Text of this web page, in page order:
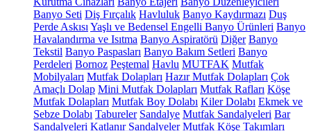
Banyo Seti Diş Fırçalık Havluluk Banyo Kaydırmazı Duş
Perde Askısı Yaşlı ve Bedensel Engelli Banyo Ürünleri Banyo
Havalandırma ve Isıtma Banyo Aspiratörü Diğer Banyo
Tekstil Banyo Paspasları Banyo Bakım Setleri Banyo
Perdeleri Bornoz Peştemal Havlu MUTFAK Mutfak
Mobilyaları Mutfak Dolapları Hazır Mutfak Dolapları Çok
Amaçlı Dolap Mini Mutfak Dolapları Mutfak Rafları Köşe
Mutfak Dolapları Mutfak Boy Dolabı Kiler Dolabı Ekmek ve
Sebze Dolabı Tabureler Sandalye Mutfak Sandalyeleri Bar
Sandalyeleri Katlanır Sandalyeler Mutfak Köşe Takımları